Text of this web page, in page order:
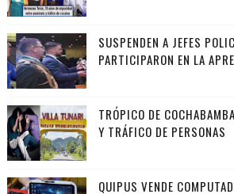
SUSPENDEN A JEFES
PARTICIPARON EN LA
TRÓPICO DE
Y TRÁFICO DE PERSONAS
QUIPUS VENDE